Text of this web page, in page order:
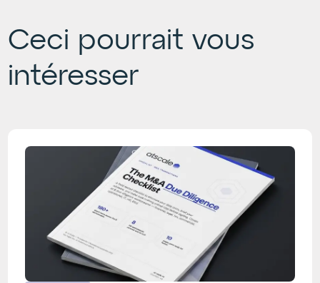
Ceci pourrait vous
intéresser